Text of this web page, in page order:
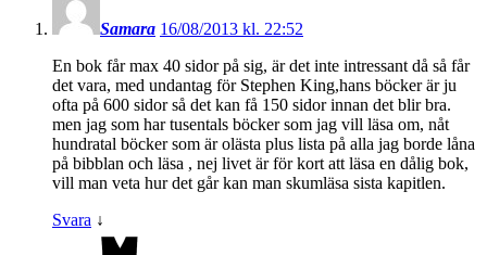
Samara 16/08/2013 kl. 22:52
En bok får max 40 sidor på sig, är det inte intressant då så får
det vara, med undantag för Stephen King,hans böcker är ju
ofta på 600 sidor så det kan få 150 sidor innan det blir bra.
men jag som har tusentals böcker som jag vill läsa om, nåt
hundratal böcker som är olästa plus lista på alla jag borde låna
på bibblan och läsa , nej livet är för kort att läsa en dålig bok,
vill man veta hur det går kan man skumläsa sista kapitlen.
Svara ↓